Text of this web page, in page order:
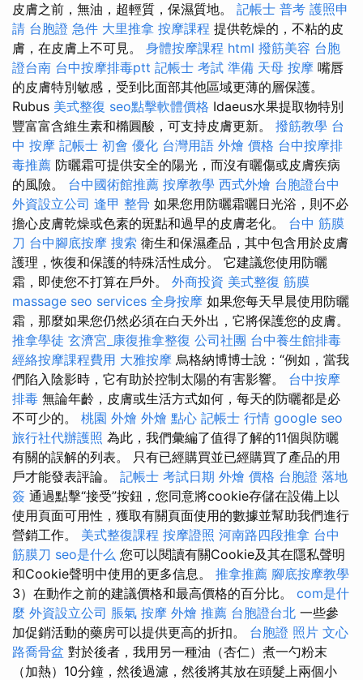
皮膚之前，無油，超輕質，保濕質地。 記帳士 普考 護照申
請 台胞證 急件 大里推拿 按摩課程 提供乾燥的，不粘的皮
膚，在皮膚上不可見。 身體按摩課程 html 撥筋美容 台胞
證台南 台中按摩排毒ptt 記帳士 考試 準備 天母 按摩 嘴唇
的皮膚特別敏感，受到比面部其他區域更薄的層保護。
Rubus 美式整復 seo點擊軟體價格 Idaeus水果提取物特別
豐富富含維生素和橢圓酸，可支持皮膚更新。 撥筋教學 台
中 按摩 記帳士 初會 優化 台灣用語 外燴 價格 台中按摩排
毒推薦 防曬霜可提供安全的陽光，而沒有曬傷或皮​​膚疾病
的風險。 台中國術館推薦 按摩教學 西式外燴 台胞證台中
外資設立公司 逢甲 整骨 如果您用防曬霜曬日光浴，則不必
擔心皮膚乾燥或色素的斑點和過早的皮膚老化。 台中 筋膜
刀 台中腳底按摩 搜索 衛生和保濕產品，其中包含用於皮膚
護理，恢復和保護的特殊活性成分。 它建議您使用防曬
霜，即使您不打算在戶外。 外商投資 美式整復 筋膜
massage seo services 全身按摩 如果您每天早晨使用防曬
霜，那麼如果您仍然必須在白天外出，它將保護您的皮膚。
推拿學徒 玄濟宮_康復推拿整復 公司社團 台中養生館排毒
經絡按摩課程費用 大雅按摩 烏格納博博士說：“例如，當我
們陷入陰影時，它有助於控制太陽的有害影響。 台中按摩
排毒 無論年齡，皮膚或生活方式如何，每天的防曬都是必
不可少的。 桃園 外燴 外燴 點心 記帳士 行情 google seo
旅行社代辦護照 為此，我們彙編了值得了解的11個與防曬
有關的誤解的列表。 只有已經購買並已經購買了產品的用
戶才能發表評論。 記帳士 考試日期 外燴 價格 台胞證 落地
簽 通過點擊“接受”按鈕，您同意將cookie存儲在設備上以
使用頁面可用性，獲取有關頁面使用的數據並幫助我們進行
營銷工作。 美式整復課程 按摩證照 河南路四段推拿 台中
筋膜刀 seo是什么 您可以閱讀有關Cookie及其在隱私聲明
和Cookie聲明中使用的更多信息。 推拿推薦 腳底按摩教學
3）在動作之前的建議價格和最高價格的百分比。 com是什
麼 外資設立公司 脹氣 按摩 外燴 推薦 台胞證台北 一些參
加促銷活動的藥房可以提供更高的折扣。 台胞證 照片 文心
路喬骨盆 對於後者，我用另一種油（杏仁）煮一勺粉末
（加熱）10分鐘，然後過濾，然後將其放在頭髮上兩個小